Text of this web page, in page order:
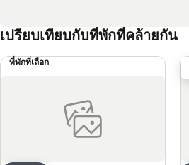
เปรียบเทียบกับที่พักที่คล้ายกัน
ที่พักที่เลือก